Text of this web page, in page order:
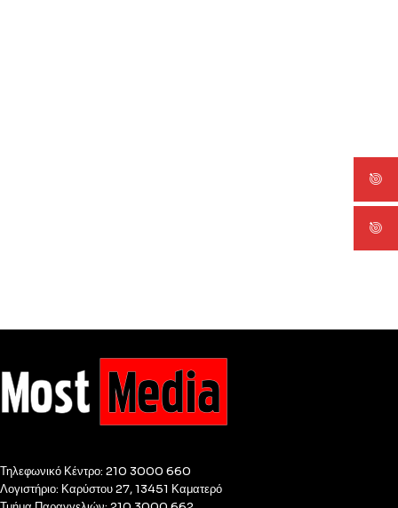
Τηλεφωνικό Κέντρο: 210 3000 660
Λογιστήριο: Καρύστου 27, 13451 Καματερό